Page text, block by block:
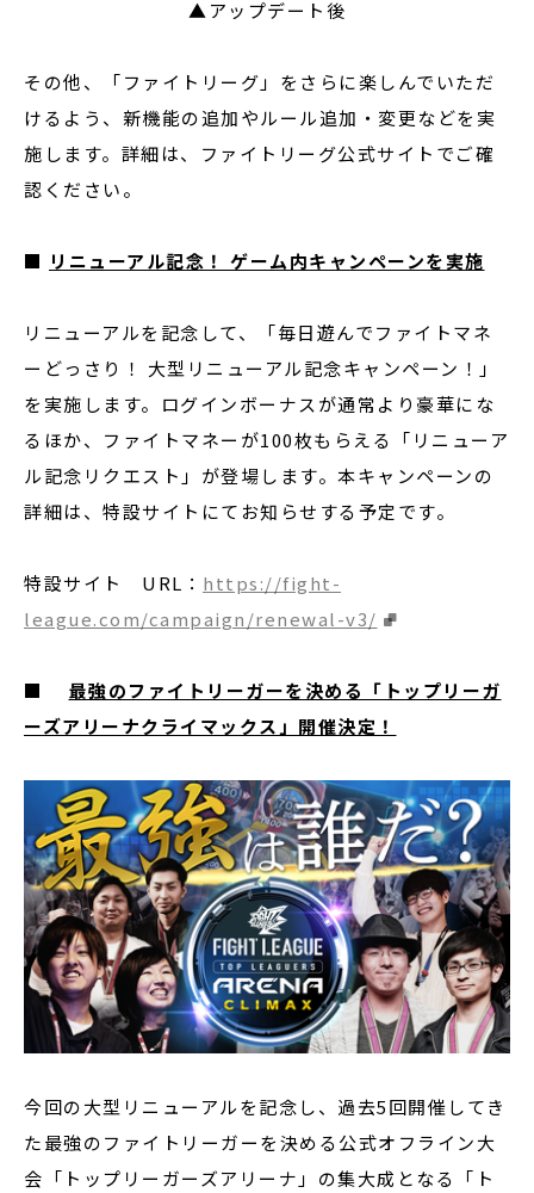
▲アップデート後
その他、「ファイトリーグ」をさらに楽しんでいただ
けるよう、新機能の追加やルール追加・変更などを実
施します。詳細は、ファイトリーグ公式サイトでご確
認ください。
■ リニューアル記念！ ゲーム内キャンペーンを実施
リニューアルを記念して、「毎日遊んでファイトマネ
ーどっさり！ 大型リニューアル記念キャンペーン！」
を実施します。ログインボーナスが通常より豪華にな
るほか、ファイトマネーが100枚もらえる「リニューア
ル記念リクエスト」が登場します。本キャンペーンの
詳細は、特設サイトにてお知らせする予定です。
特設サイト URL： https://fight-
league.com/campaign/renewal-v3/
■ 最強のファイトリーガーを決める「トップリーガ
ーズアリーナクライマックス」開催決定！
今回の大型リニューアルを記念し、過去5回開催してき
た最強のファイトリーガーを決める公式オフライン大
会「トップリーガーズアリーナ」の集大成となる「ト